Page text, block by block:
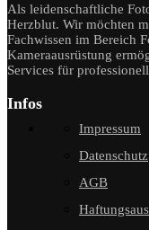
Als leidenschaftliche
Herzblut. Wir möchten
Fachwissen im Bereich
Kameraausrüstung
Services für
Infos
Impressum
Datenschutz
AGB